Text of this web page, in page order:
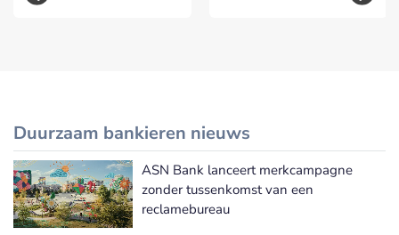
Duurzaam bankieren nieuws
Meer Duurzaam bankieren nieuws
ASN Bank lanceert merkcampagne
zonder tussenkomst van een
reclamebureau